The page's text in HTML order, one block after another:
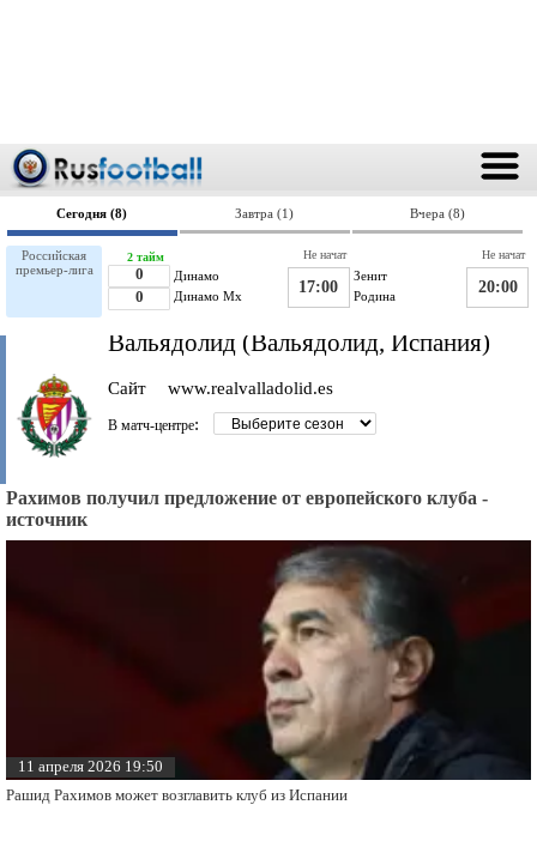
Сегодня (8) Завтра (1) Вчера (8)
Российская
премьер-лига
Динамо
0
0
Динамо Мх
2 тайм
Зенит
17:00 Родина
Не начат
20:00
Не начат
Вальядолид (Вальядолид, Испания)
Сайт www.realvalladolid.es
В матч-центре:
Рахимов получил предложение от европейского клуба -
источник
11 апреля 2026 19:50
Рашид Рахимов может возглавить клуб из Испании